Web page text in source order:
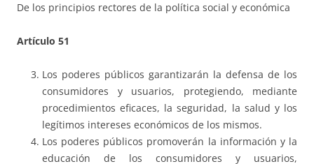
De los principios rectores de la política social y económica
Artículo 51
Los poderes públicos garantizarán la defensa de los
consumidores y usuarios, protegiendo, mediante
procedimientos eficaces, la seguridad, la salud y los
legítimos intereses económicos de los mismos.
Los poderes públicos promoverán la información y la
educación de los consumidores y usuarios,